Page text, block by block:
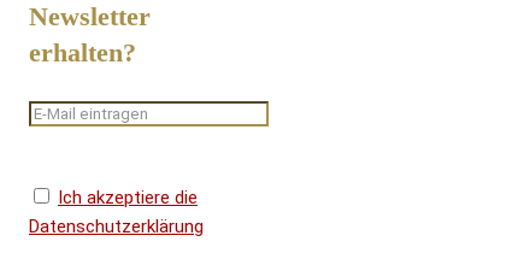
Newsletter
erhalten?
Ich akzeptiere die
Datenschutzerklärung